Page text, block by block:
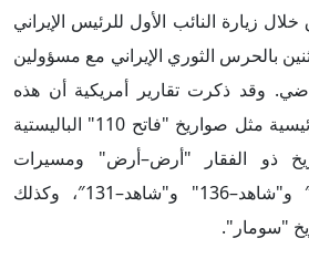
خلال زيارة النائب الأول للرئيس الإيراني
بالحرس الثوري الإيراني مع مسؤولين
الماضي. وقد ذكرت تقارير أمريكية أن هذه
الصفقة شملت أسلحة رئيسية مثل صواريخ "فاتح 110" الباليستية
ذو الفقار "أرض–أرض" ومسيرات
"مهاجر–6″ و"مهاجر–2″ و"شاهد–136" و"شاهد–131″، وكذلك